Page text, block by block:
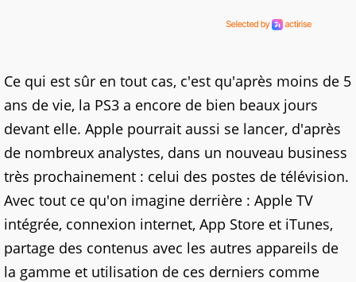
Ce qui est sûr en tout cas, c'est qu'après moins de 5
ans de vie, la PS3 a encore de bien beaux jours
devant elle. Apple pourrait aussi se lancer, d'après
de nombreux analystes, dans un nouveau business
très prochainement : celui des postes de télévision.
Avec tout ce qu'on imagine derrière : Apple TV
intégrée, connexion internet, App Store et iTunes,
partage des contenus avec les autres appareils de
la gamme et utilisation de ces derniers comme